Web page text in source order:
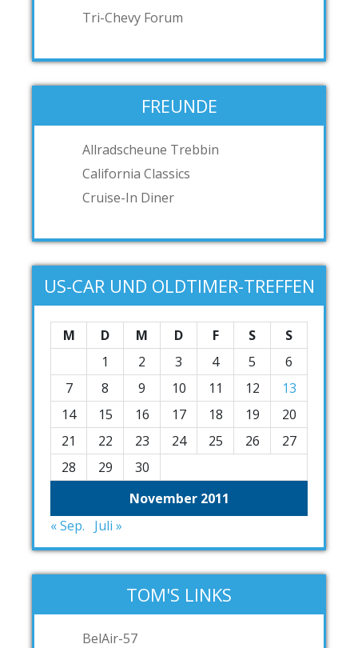
Tri-Chevy Forum
FREUNDE
Allradscheune Trebbin
California Classics
Cruise-In Diner
US-CAR UND OLDTIMER-TREFFEN
November 2011
M D M D F S
S
1
2 3 4 5
6
7
8 9 10 11 12
13
14
15 16 17 18 19
20
21
22 23 24 25 26
27
28
29 30
« Sep. Juli »
TOM'S LINKS
BelAir-57